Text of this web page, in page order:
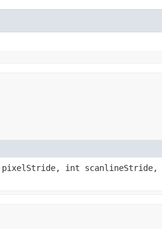
int scanlineStride,